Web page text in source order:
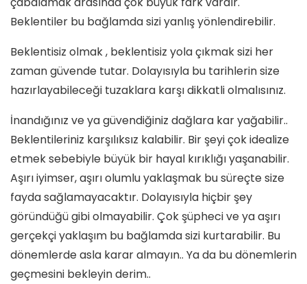
Beklentiler bu bağlamda sizi yanlış yönlendirebilir.
Beklentisiz olmak , beklentisiz yola çıkmak sizi her
zaman güvende tutar. Dolayısıyla bu tarihlerin size
hazırlayabileceği tuzaklara karşı dikkatli olmalısınız.
İnandığınız ve ya güvendiğiniz dağlara kar yağabilir..
Beklentileriniz karşılıksız kalabilir. Bir şeyi çok idealize
etmek sebebiyle büyük bir hayal kırıklığı yaşanabilir.
Aşırı iyimser, aşırı olumlu yaklaşmak bu süreçte size
fayda sağlamayacaktır. Dolayısıyla hiçbir şey
göründüğü gibi olmayabilir. Çok şüpheci ve ya aşırı
gerçekçi yaklaşım bu bağlamda sizi kurtarabilir. Bu
dönemlerde asla karar almayın.. Ya da bu dönemlerin
geçmesini bekleyin derim..